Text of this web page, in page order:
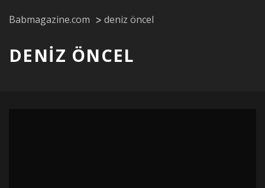
Babmagazine.com deniz öncel
DENIZ ÖNCEL